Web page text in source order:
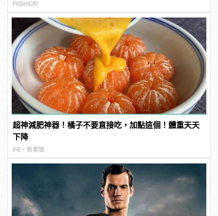
FASHION
超神減肥神器！橘子不要直接吃，加點這個！體重天天
下降
PR・新素簡